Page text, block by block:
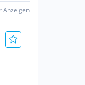
Anzeigen